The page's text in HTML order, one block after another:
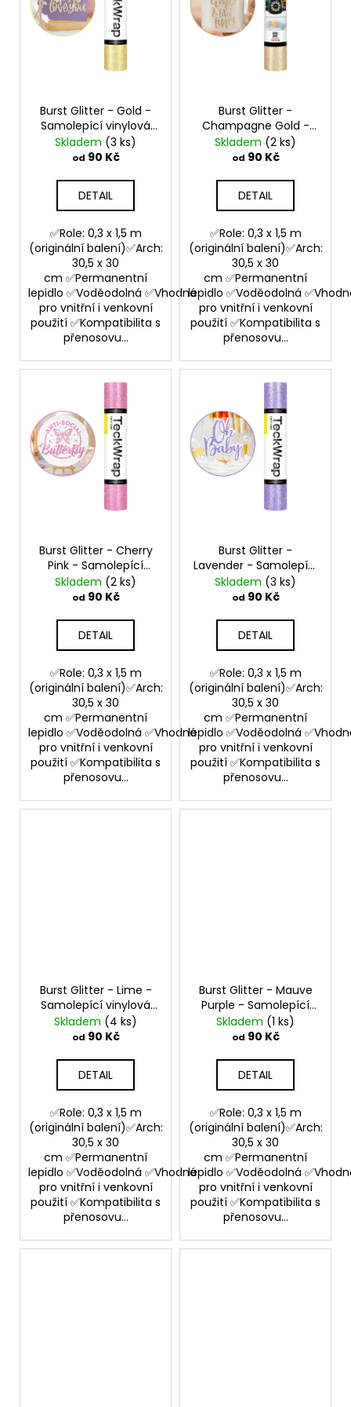
Burst Glitter - Gold -
Samolepící vinylová
folie
Skladem (3 ks)
od 90 Kč
DETAIL
✅Role: 0,3 x 1,5 m
(originální balení)✅Arch:
30,5 x 30
cm ✅Permanentní
lepidlo ✅Voděodolná ✅Vhodná
pro vnitřní i venkovní
použití ✅Kompatibilita s
přenosovu...
Burst Glitter -
Champagne Gold -
Samolepící vinylová
folie
Skladem (2 ks)
od 90 Kč
DETAIL
✅Role: 0,3 x 1,5 m
(originální balení)✅Arch:
30,5 x 30
cm ✅Permanentní
lepidlo ✅Voděodolná
pro vnitřní i venkovní
použití ✅Kompatibilita s
přenosovu...
Burst Glitter - Cherry
Pink - Samolepící
vinylová folie
Skladem (2 ks)
od 90 Kč
DETAIL
✅Role: 0,3 x 1,5 m
(originální balení)✅Arch:
30,5 x 30
cm ✅Permanentní
lepidlo ✅Voděodolná ✅Vhodná
pro vnitřní i venkovní
použití ✅Kompatibilita s
přenosovu...
Burst Glitter -
Lavender - Samolepící
vinylová folie
Skladem (3 ks)
od 90 Kč
DETAIL
✅Role: 0,3 x 1,5 m
(originální balení)✅Arch:
30,5 x 30
cm ✅Permanentní
lepidlo ✅Voděodolná
pro vnitřní i venkovní
použití ✅Kompatibilita s
přenosovu...
Burst Glitter - Lime -
Samolepící vinylová
folie
Skladem (4 ks)
od 90 Kč
DETAIL
✅Role: 0,3 x 1,5 m
(originální balení)✅Arch:
30,5 x 30
cm ✅Permanentní
lepidlo ✅Voděodolná ✅Vhodná
pro vnitřní i venkovní
použití ✅Kompatibilita s
přenosovu...
Burst Glitter - Mauve
Purple - Samolepící
vinylová folie
Skladem (1 ks)
od 90 Kč
DETAIL
✅Role: 0,3 x 1,5 m
(originální balení)✅Arch:
30,5 x 30
cm ✅Permanentní
lepidlo ✅Voděodolná
pro vnitřní i venkovní
použití ✅Kompatibilita s
přenosovu...